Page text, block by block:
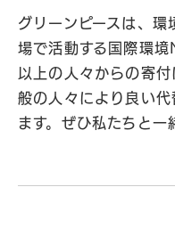
グリーンピースは、
場で活動する国際環
以上の人々からの寄
般の人々により良い
ます。ぜひ私たちと一